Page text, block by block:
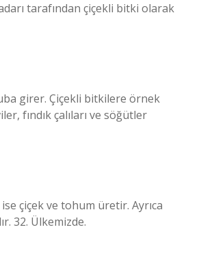
tarafından çiçekli bitki olarak
girer. Çiçekli bitkilere örnek
fındık çalıları ve söğütler
çiçek ve tohum üretir. Ayrıca
32. Ülkemizde.